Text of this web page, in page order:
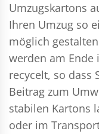
Umzugskartons
Ihren Umzug so
möglich
werden am Ende
recycelt, so dass
Beitrag zum
stabilen Kartons
oder im